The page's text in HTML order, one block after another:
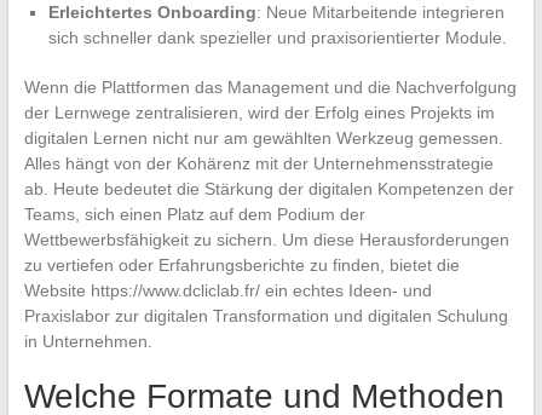
Erleichtertes Onboarding: Neue Mitarbeitende integrieren
sich schneller dank spezieller und praxisorientierter Module.
Wenn die Plattformen das Management und die Nachverfolgung
der Lernwege zentralisieren, wird der Erfolg eines Projekts im
digitalen Lernen nicht nur am gewählten Werkzeug gemessen.
Alles hängt von der Kohärenz mit der Unternehmensstrategie
ab. Heute bedeutet die Stärkung der digitalen Kompetenzen der
Teams, sich einen Platz auf dem Podium der
Wettbewerbsfähigkeit zu sichern. Um diese Herausforderungen
zu vertiefen oder Erfahrungsberichte zu finden, bietet die
Website https://www.dcliclab.fr/ ein echtes Ideen- und
Praxislabor zur digitalen Transformation und digitalen Schulung
in Unternehmen.
Welche Formate und Methoden